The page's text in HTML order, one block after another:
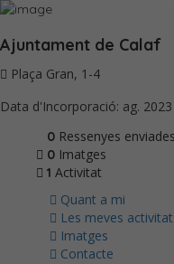
Ajuntament de Calaf
Plaça Gran, 1-4
Data d'Incorporació: ag. 2023
0 Ressenyes enviades
0 Imatges
1 Activitat
Quant a mi
Les meves
Imatges
Contacte